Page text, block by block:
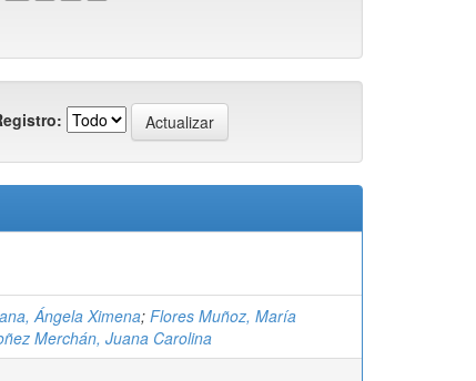
Ángela Ximena; Flores Muñoz, María
Merchán, Juana Carolina